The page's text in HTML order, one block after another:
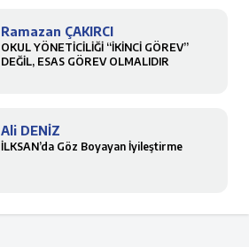
Ramazan ÇAKIRCI
OKUL YÖNETİCİLİĞİ “İKİNCİ GÖREV”
DEĞİL, ESAS GÖREV OLMALIDIR
Ali DENİZ
İLKSAN’da Göz Boyayan İyileştirme